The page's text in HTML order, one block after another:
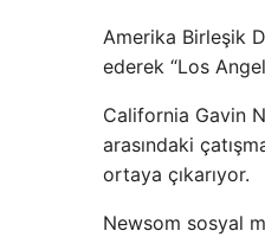
Amerika Birleşik
ederek “Los
California Gavin
arasındaki
ortaya çıkarıyor.
Newsom sosyal